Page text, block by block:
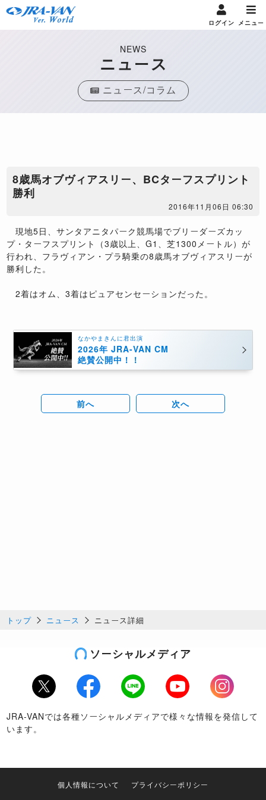
ログイン メニュー
NEWS
ニュース
ニュース/コラム
8歳馬オブヴィアスリー、BCターフスプリント
勝利
2016年11月06日 06:30
現地5日、サンタアニタパーク競馬場でブリーダーズカッ
プ・ターフスプリント（3歳以上、G1、芝1300メートル）が
行われ、フラヴィアン・プラ騎乗の8歳馬オブヴィアスリーが
勝利した。
2着はオム、3着はピュアセンセーションだった。
なかやまきんに君出演
2026年 JRA-VAN CM
絶賛公開中！！
前へ 次へ
トップ ニュース ニュース詳細
ソーシャルメディア
Twitter Facebook LINE Youtube
Instagram
JRA-VANでは各種ソーシャルメディアで様々な情報を発信して
います。
個人情報について
プライバシーポリシー